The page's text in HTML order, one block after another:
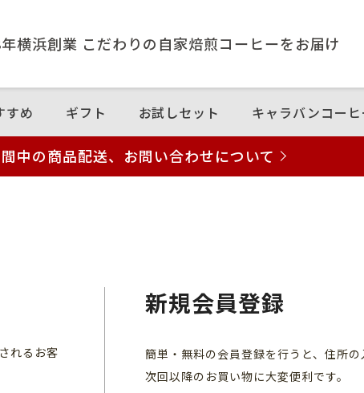
横浜創業 こだわりの⾃家焙煎コーヒーをお届け
すめ ギフト お試しセット キャラバンコー
中の商品配送、お問い合わせについて
れるお客
新規会員登録
簡単・無料の会員登録を行うと、住所の
次回以降のお買い物に大変便利です。